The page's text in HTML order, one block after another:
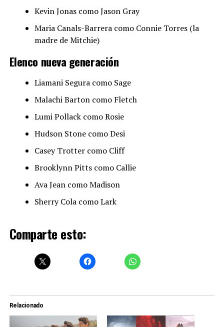
Kevin Jonas como Jason Gray
Maria Canals-Barrera como Connie Torres (la
madre de Mitchie)
Elenco nueva generación
Liamani Segura como Sage
Malachi Barton como Fletch
Lumi Pollack como Rosie
Hudson Stone como Desi
Casey Trotter como Cliff
Brooklynn Pitts como Callie
Ava Jean como Madison
Sherry Cola como Lark
Comparte esto:
Relacionado